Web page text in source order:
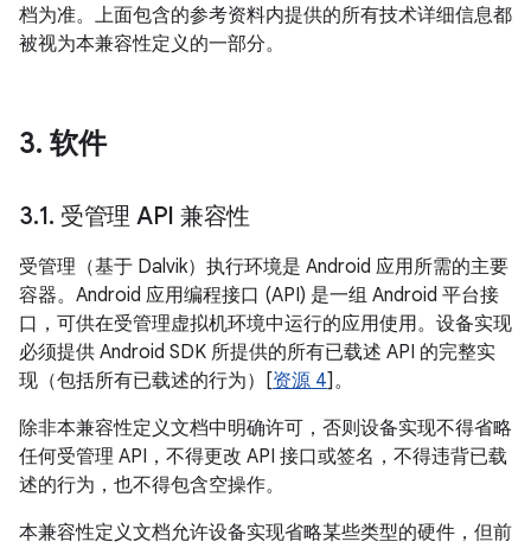
档为准。上面包含的参考资料内提供的所有技术详细信息都
被视为本兼容性定义的一部分。
3. 软件
3.1. 受管理 API 兼容性
受管理（基于 Dalvik）执行环境是 Android 应用所需的主要
容器。Android 应用编程接口 (API) 是一组 Android 平台接
口，可供在受管理虚拟机环境中运行的应用使用。设备实现
必须提供 Android SDK 所提供的所有已载述 API 的完整实
现（包括所有已载述的行为）[资源 4]。
除非本兼容性定义文档中明确许可，否则设备实现不得省略
任何受管理 API，不得更改 API 接口或签名，不得违背已载
述的行为，也不得包含空操作。
本兼容性定义文档允许设备实现省略某些类型的硬件，但前